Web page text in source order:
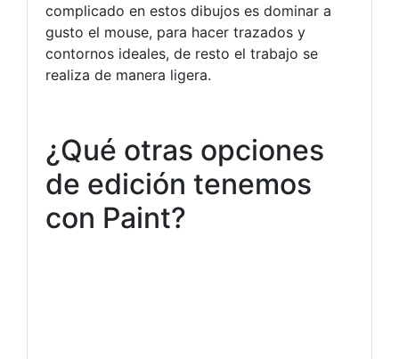
complicado en estos dibujos es dominar a
gusto el mouse, para hacer trazados y
contornos ideales, de resto el trabajo se
realiza de manera ligera.
¿Qué otras opciones
de edición tenemos
con Paint?